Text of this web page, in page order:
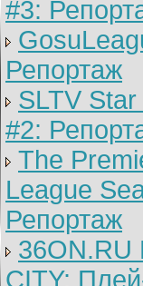
#3:
Репортаж
SLTV
#2:
The
League
Репортаж
36ON.RU
CITY: